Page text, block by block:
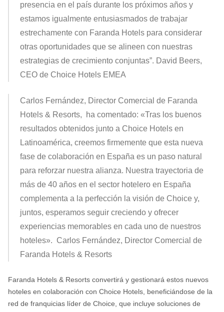
presencia en el país durante los próximos años y
estamos igualmente entusiasmados de trabajar
estrechamente con Faranda Hotels para considerar
otras oportunidades que se alineen con nuestras
estrategias de crecimiento conjuntas”. David Beers,
CEO de Choice Hotels EMEA
Carlos Fernández, Director Comercial de Faranda
Hotels & Resorts, ha comentado: «Tras los buenos
resultados obtenidos junto a Choice Hotels en
Latinoamérica, creemos firmemente que esta nueva
fase de colaboración en España es un paso natural
para reforzar nuestra alianza. Nuestra trayectoria de
más de 40 años en el sector hotelero en España
complementa a la perfección la visión de Choice y,
juntos, esperamos seguir creciendo y ofrecer
experiencias memorables en cada uno de nuestros
hoteles». Carlos Fernández, Director Comercial de
Faranda Hotels & Resorts
Faranda Hotels & Resorts convertirá y gestionará estos nuevos
hoteles en colaboración con Choice Hotels, beneficiándose de la
red de franquicias líder de Choice, que incluye soluciones de